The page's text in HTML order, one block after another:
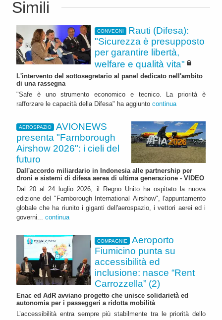
Simili
CONVEGNI
Rauti (Difesa):
"Sicurezza è presupposto
per garantire libertà,
welfare e qualità vita"
L'intervento del sottosegretario al panel dedicato nell'ambito
di una rassegna
"Safe è uno strumento economico e tecnico. La priorità è
rafforzare le capacità della Difesa" ha aggiunto continua
AEROSPAZIO
AVIONEWS
presenta "Farnborough
Airshow 2026": i cieli del
futuro
Dall'accordo miliardario in Indonesia alle partnership per
droni e sistemi di difesa aerea di ultima generazione - VIDEO
Dal 20 al 24 luglio 2026, il Regno Unito ha ospitato la nuova
edizione del "Farnborough International Airshow", l'appuntamento
globale che ha riunito i giganti dell'aerospazio, i vettori aerei ed i
governi... continua
COMPAGNIE
Aeroporto
Fiumicino punta su
accessibilità ed
inclusione: nasce “Rent
Carrozzella” (2)
Enac ed AdR avviano progetto che unisce solidarietà ed
autonomia per i passeggeri a ridotta mobilità
L’accessibilità entra sempre più stabilmente tra le priorità dello